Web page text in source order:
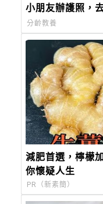
小朋友辦護照，
分齡教養
減肥首選，檸檬
你懷疑人生
PR（新素簡）